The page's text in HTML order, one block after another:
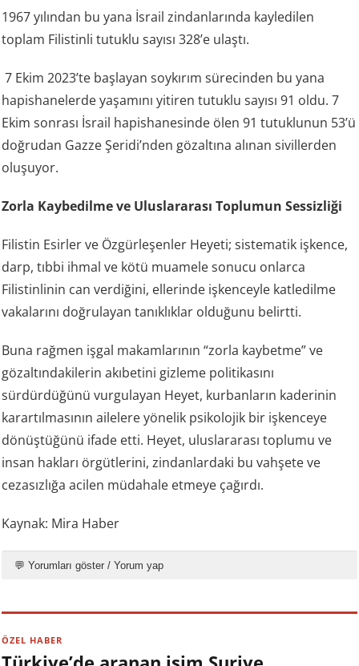
1967 yılından bu yana İsrail zindanlarında kayledilen
toplam Filistinli tutuklu sayısı 328’e ulaştı.
7 Ekim 2023’te başlayan soykırım sürecinden bu yana
hapishanelerde yaşamını yitiren tutuklu sayısı 91 oldu. 7
Ekim sonrası İsrail hapishanesinde ölen 91 tutuklunun 53’ü
doğrudan Gazze Şeridi’nden gözaltına alınan sivillerden
oluşuyor.
Zorla Kaybedilme ve Uluslararası Toplumun Sessizliği
Filistin Esirler ve Özgürleşenler Heyeti; sistematik işkence,
darp, tıbbi ihmal ve kötü muamele sonucu onlarca
Filistinlinin can verdiğini, ellerinde işkenceyle katledilme
vakalarını doğrulayan tanıklıklar olduğunu belirtti.
Buna rağmen işgal makamlarının “zorla kaybetme” ve
gözaltındakilerin akıbetini gizleme politikasını
sürdürdüğünü vurgulayan Heyet, kurbanların kaderinin
karartılmasının ailelere yönelik psikolojik bir işkenceye
dönüştüğünü ifade etti. Heyet, uluslararası toplumu ve
insan hakları örgütlerini, zindanlardaki bu vahşete ve
cezasızlığa acilen müdahale etmeye çağırdı.
Kaynak: Mira Haber
💬 Yorumları göster / Yorum yap
ÖZEL HABER